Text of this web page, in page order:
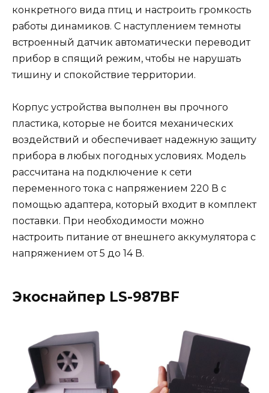
конкретного вида птиц и настроить громкость
работы динамиков. С наступлением темноты
встроенный датчик автоматически переводит
прибор в спящий режим, чтобы не нарушать
тишину и спокойствие территории.
Корпус устройства выполнен вы прочного
пластика, которые не боится механических
воздействий и обеспечивает надежную защиту
прибора в любых погодных условиях. Модель
рассчитана на подключение к сети
переменного тока с напряжением 220 В с
помощью адаптера, который входит в комплект
поставки. При необходимости можно
настроить питание от внешнего аккумулятора с
напряжением от 5 до 14 В.
Экоснайпер LS-987BF